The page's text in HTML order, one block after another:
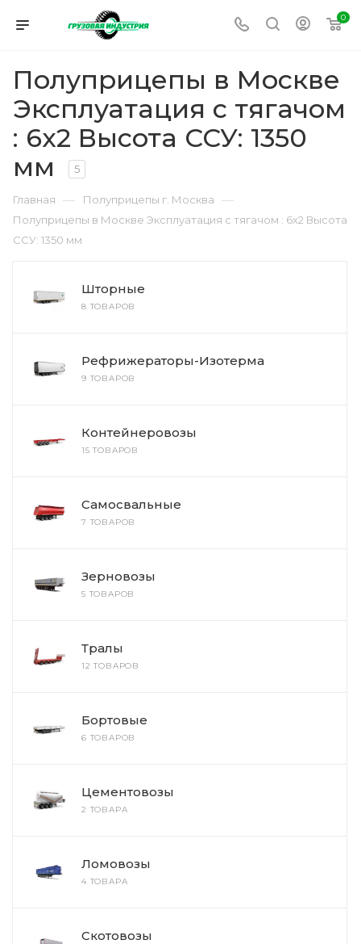
0
Полуприцепы в Москве
Эксплуатация с тягачом
: 6x2 Высота ССУ: 1350
мм
5
Главная — Полуприцепы г. Москва —
Полуприцепы в Москве Эксплуатация с тягачом : 6x2 Высота
ССУ: 1350 мм
Шторные
8 ТОВАРОВ
Рефрижераторы-Изотерма
9 ТОВАРОВ
Контейнеровозы
15 ТОВАРОВ
Самосвальные
7 ТОВАРОВ
Зерновозы
5 ТОВАРОВ
Тралы
12 ТОВАРОВ
Бортовые
6 ТОВАРОВ
Цементовозы
2 ТОВАРА
Ломовозы
4 ТОВАРА
Скотовозы